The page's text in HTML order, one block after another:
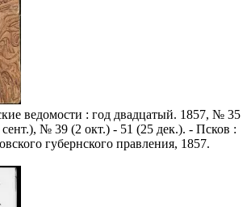
ведомости : год двадцатый. 1857, № 35
№ 39 (2 окт.) - 51 (25 дек.). - Псков :
губернского правления, 1857.